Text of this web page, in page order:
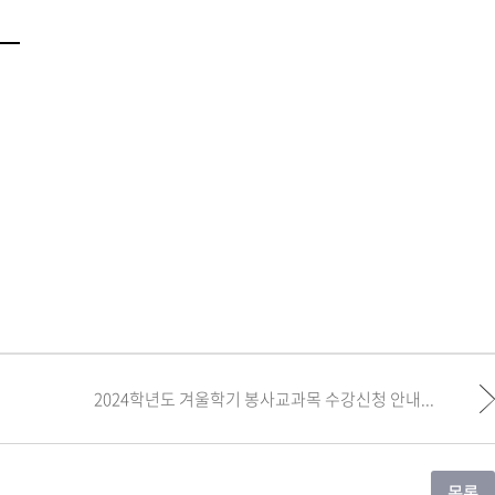
2024학년도 겨울학기 봉사교과목 수강신청 안내...